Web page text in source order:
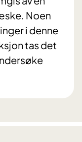
Noen
i denne
tas det